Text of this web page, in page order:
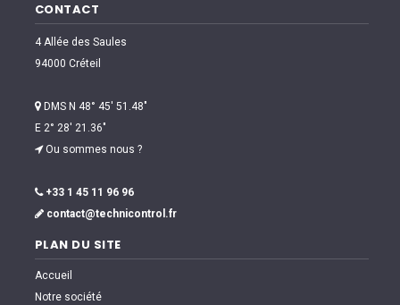
CONTACT
4 Allée des Saules
94000 Créteil
DMS N 48° 45′ 51.48″
E 2° 28′ 21.36″
Ou sommes nous ?
+33 1 45 11 96 96
contact@technicontrol.fr
PLAN DU SITE
Accueil
Notre société